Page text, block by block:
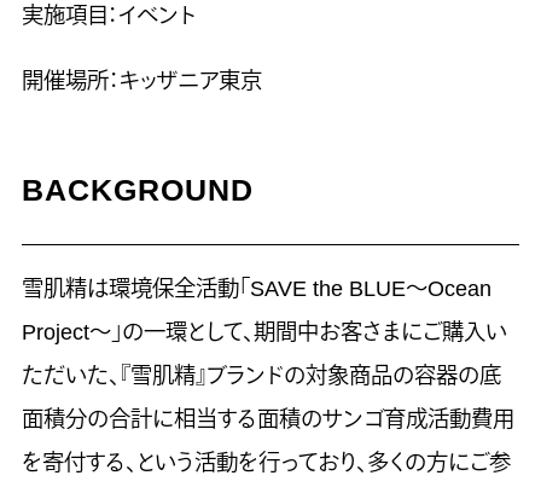
実施項目：イベント
開催場所：キッザニア東京
BACKGROUND
雪肌精は環境保全活動「SAVE the BLUE～Ocean
Project～」の一環として、期間中お客さまにご購入い
ただいた、『雪肌精』ブランドの対象商品の容器の底
面積分の合計に相当する面積のサンゴ育成活動費用
を寄付する、という活動を行っており、多くの方にご参